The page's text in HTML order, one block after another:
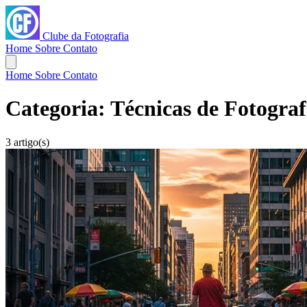
Clube da Fotografia
Home Sobre Contato
Home Sobre Contato
Categoria: Técnicas de
3 artigo(s)